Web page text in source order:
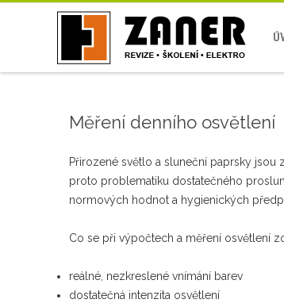
Měření denního osvětlení
Přirozené světlo a sluneční paprsky
proto problematiku dostatečného
normových hodnot a hygienických
Co se při výpočtech a měření osvětlení
reálné, nezkreslené vnímání barev
dostatečná intenzita osvětlení